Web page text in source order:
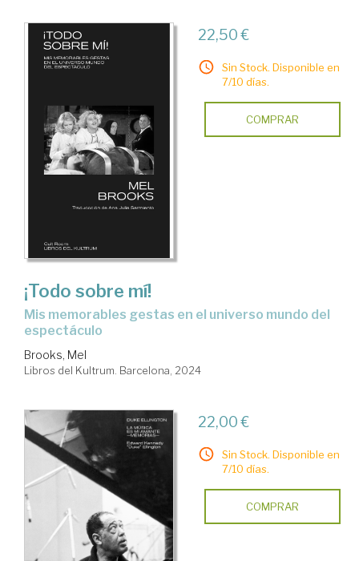
22,50 €
Sin Stock. Disponible en
7/10 días.
COMPRAR
¡Todo sobre mí!
mis memorables gestas en el universo mundo del
espectáculo
Brooks, Mel
Libros del Kultrum. Barcelona, 2024
22,00 €
Sin Stock. Disponible en
7/10 días.
COMPRAR